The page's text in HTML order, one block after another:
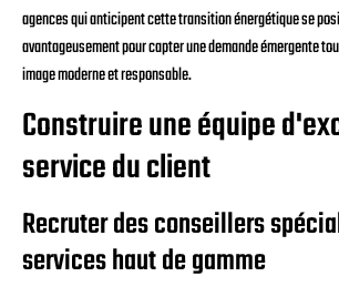
agences qui anticipent cette transition énergétique se
avantageusement pour capter une demande émergente
image moderne et responsable.
Construire une équipe
service du client
Recruter des conseillers
services haut de gamme